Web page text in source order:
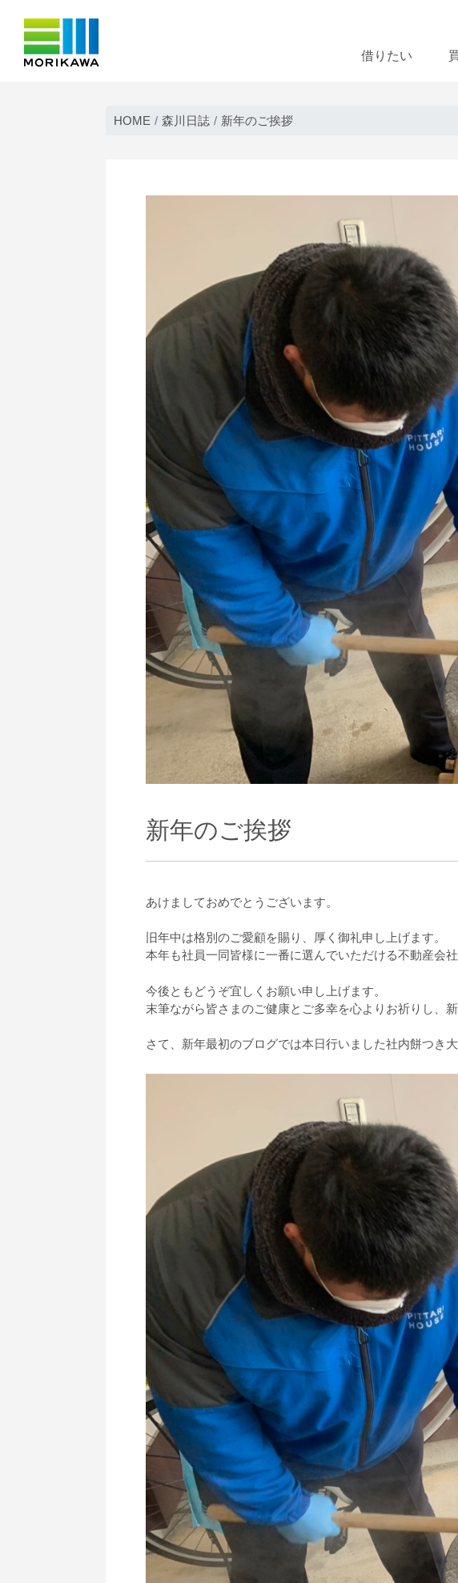
借りたい
HOME 森川日誌 新年のご挨拶
新年のご挨拶
あけましておめでとうございます。
旧年中は格別のご愛顧を賜り、厚く御礼申し上げます。
本年も社員一同皆様に一番に選んでいただける不動産会
今後ともどうぞ宜しくお願い申し上げます。
末筆ながら皆さまのご健康とご多幸を心よりお祈りし、
さて、新年最初のブログでは本日行いました社内餅つき